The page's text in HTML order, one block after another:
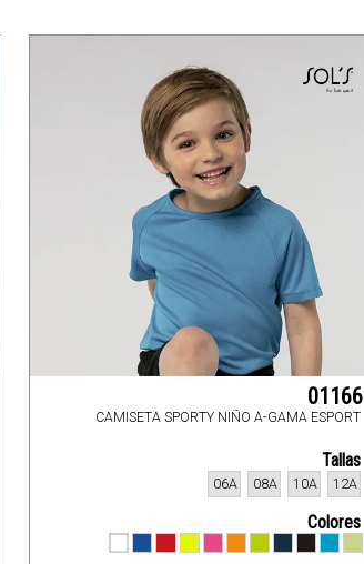
01166
CAMISETA SPORTY NIÑO A-GAMA ESPORT
Tallas
12A
10A
08A
06A
Colores